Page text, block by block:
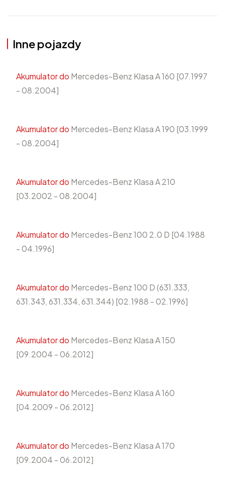
Inne pojazdy
Akumulator do Mercedes-Benz Klasa A 160 [07.1997
- 08.2004]
Akumulator do Mercedes-Benz Klasa A 190 [03.1999
- 08.2004]
Akumulator do Mercedes-Benz Klasa A 210
[03.2002 - 08.2004]
Akumulator do Mercedes-Benz 100 2.0 D [04.1988
- 04.1996]
Akumulator do Mercedes-Benz 100 D (631.333,
631.343, 631.334, 631.344) [02.1988 - 02.1996]
Akumulator do Mercedes-Benz Klasa A 150
[09.2004 - 06.2012]
Akumulator do Mercedes-Benz Klasa A 160
[04.2009 - 06.2012]
Akumulator do Mercedes-Benz Klasa A 170
[09.2004 - 06.2012]